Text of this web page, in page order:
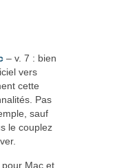
– v. 7 : bien
vers
cette
Pas
sauf
le couplez
Mac et